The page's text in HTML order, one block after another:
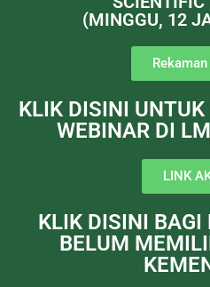
(MINGGU, 12
KLIK DISINI
WEBINAR DI
LINK
KLIK DISINI BAGI
BELUM